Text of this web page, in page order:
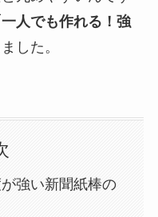
一人でも作れる！強
した。
強い新聞紙棒の